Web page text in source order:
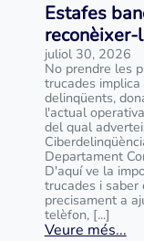
Estafes
juliol 30, 2026
No prendre les
trucades
delinqüents,
l'actual
del qual
Departament
D'aquí ve la
trucades i saber
precisament a
telèfon, [...]
Veure més...